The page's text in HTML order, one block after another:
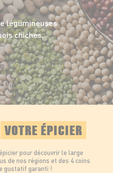
légumineuses
chiches,
VOTRE ÉPICIER
pour découvrir le large
de nos régions et des 4 coins
gustatif garanti !